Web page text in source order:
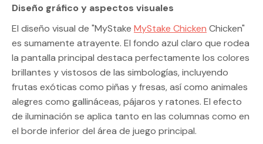
Diseño gráfico y aspectos visuales
El diseño visual de "MyStake MyStake Chicken Chicken"
es sumamente atrayente. El fondo azul claro que rodea
la pantalla principal destaca perfectamente los colores
brillantes y vistosos de las simbologías, incluyendo
frutas exóticas como piñas y fresas, así como animales
alegres como gallináceas, pájaros y ratones. El efecto
de iluminación se aplica tanto en las columnas como en
el borde inferior del área de juego principal.